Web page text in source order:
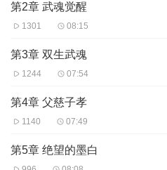
第2章 武魂觉醒
1301 08:15
第3章 双生武魂
1244 07:54
第4章 父慈子孝
1140 07:49
第5章 绝望的墨白